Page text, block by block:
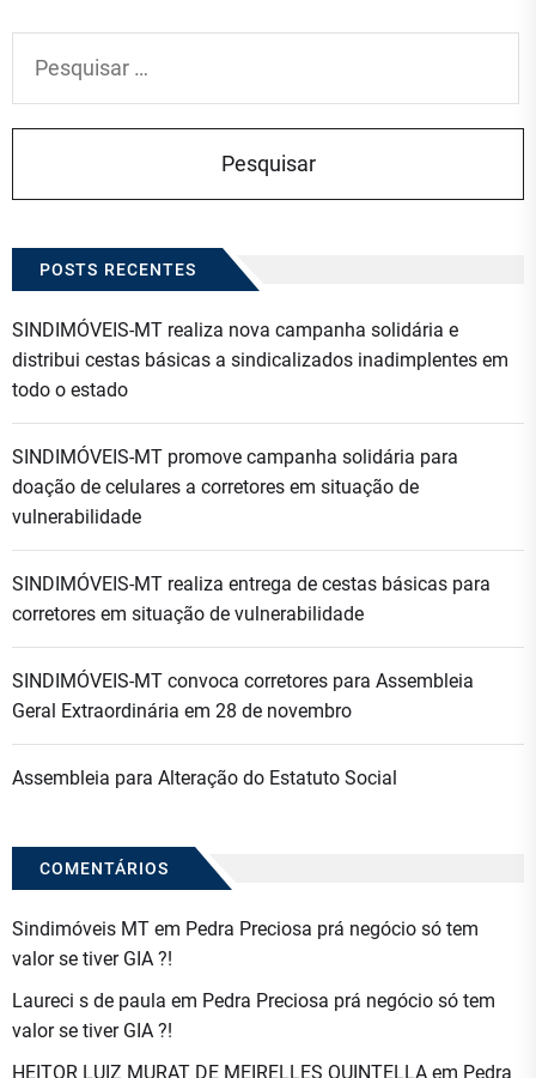
por:
POSTS RECENTES
SINDIMÓVEIS-MT realiza nova campanha solidária e
distribui cestas básicas a sindicalizados inadimplentes em
todo o estado
SINDIMÓVEIS-MT promove campanha solidária para
doação de celulares a corretores em situação de
vulnerabilidade
SINDIMÓVEIS-MT realiza entrega de cestas básicas para
corretores em situação de vulnerabilidade
SINDIMÓVEIS-MT convoca corretores para Assembleia
Geral Extraordinária em 28 de novembro
Assembleia para Alteração do Estatuto Social
COMENTÁRIOS
Sindimóveis MT em Pedra Preciosa prá negócio só tem
valor se tiver GIA ?!
Laureci s de paula em Pedra Preciosa prá negócio só tem
valor se tiver GIA ?!
HEITOR LUIZ MURAT DE MEIRELLES QUINTELLA em Pedra